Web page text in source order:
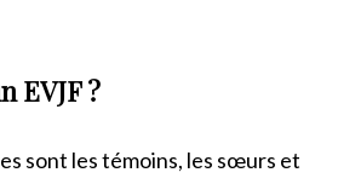
EVJF ?
sont les témoins, les sœurs et